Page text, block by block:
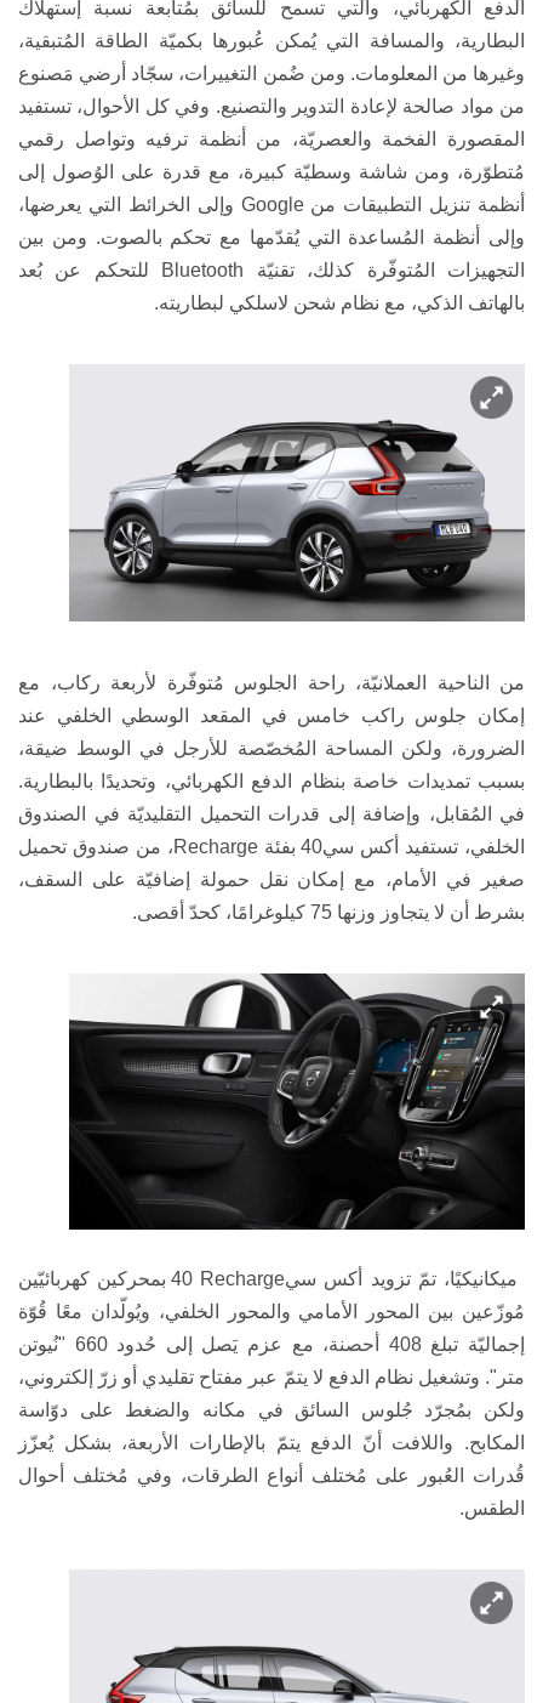
الدفع الكهربائي، والتي تسمح للسائق بمُتابعة نسبة إستهلاك
البطارية، والمسافة التي يُمكن عُبورها بكميّة الطاقة المُتبقية،
وغيرها من المعلومات. ومن ضُمن التغييرات، سجّاد أرضي مَصنوع
من مواد صالحة لإعادة التدوير والتصنيع. وفي كل الأحوال، تستفيد
المقصورة الفخمة والعصريّة، من أنظمة ترفيه وتواصل رقمي
مُتطوّرة، ومن شاشة وسطيّة كبيرة، مع قدرة على الوُصول إلى
أنظمة تنزيل التطبيقات منGoogle وإلى الخرائط التي يعرضها،
وإلى أنظمة المُساعدة التي يُقدّمها مع تحكم بالصوت. ومن بين
التجهيزات المُتوفّرة كذلك، تقنيّة Bluetooth
للتحكم عن بُعد
بالهاتف الذكي، مع نظام شحن لاسلكي لبطاريته.
من الناحية العملانيّة، راحة الجلوس مُتوفّرة لأربعة ركاب، مع
إمكان جلوس راكب خامس في المقعد الوسطي الخلفي عند
الضرورة، ولكن المساحة المُخصّصة للأرجل في الوسط ضيقة،
بسبب تمديدات خاصة بنظام الدفع الكهربائي، وتحديدًا بالبطارية.
في المُقابل، وإضافة إلى قدرات التحميل التقليديّة في الصندوق
الخلفي، تستفيد أكس سي40بفئةRecharge، من صندوق تحميل
صغير في الأمام، مع إمكان نقل حمولة إضافيّة على السقف،
بشرط أن لا يتجاوز وزنها 75 كيلوغرامًا، كحدّ أقصى.
ميكانيكيًا، تمّ تزويد أكس سي40 Rechargeبمحركين كهربائيّين
مُوزّعين بين المحور الأمامي والمحور الخلفي، ويُولّدان معًا قُوّة
إجماليّة تبلغ 408 أحصنة، مع عزم يَصل إلى حُدود 660 "نُيوتن
متر". وتشغيل نظام الدفع لا يتمّ عبر مفتاح تقليدي أو زرّ إلكتروني،
ولكن بمُجرّد جُلوس السائق في مكانه والضغط على دوّاسة
المكابح. واللافت أنّ الدفع يتمّ بالإطارات الأربعة، بشكل يُعزّز
قُدرات العُبور على مُختلف أنواع الطرقات، وفي مُختلف أحوال
الطقس.